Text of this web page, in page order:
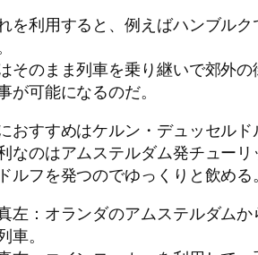
を利用すると、例えばハンブル
そのまま列車を乗り継いで郊外
が可能になるのだ。
おすすめはケルン・デュッセルド
なのはアムステルダム発チュー
ルフを発つのでゆっくりと飲める。
左：オランダのアムステルダム
車。